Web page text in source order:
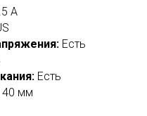
A
Есть
Есть
мм